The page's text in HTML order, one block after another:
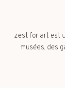
zest for art est
musées, des